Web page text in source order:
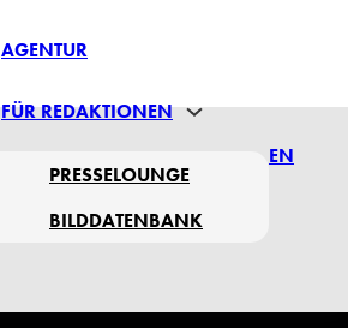
AGENTUR
FÜR REDAKTIONEN
PRESSELOUNGE
BILDDATENBANK
EN